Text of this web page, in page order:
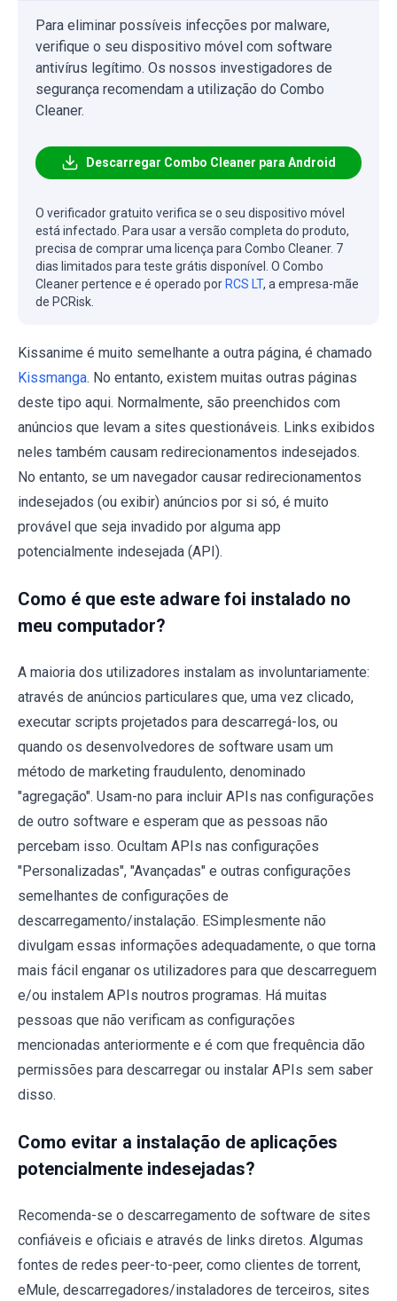
Para eliminar possíveis infecções por malware,
verifique o seu dispositivo móvel com software
antivírus legítimo. Os nossos investigadores de
segurança recomendam a utilização do Combo
Cleaner.
Descarregar Combo Cleaner para Android
O verificador gratuito verifica se o seu dispositivo móvel
está infectado. Para usar a versão completa do produto,
precisa de comprar uma licença para Combo Cleaner. 7
dias limitados para teste grátis disponível. O Combo
Cleaner pertence e é operado porRCS LT, a empresa-mãe
de PCRisk.
Kissanime é muito semelhante a outra página, é chamado
Kissmanga. No entanto, existem muitas outras páginas
deste tipo aqui. Normalmente, são preenchidos com
anúncios que levam a sites questionáveis. Links exibidos
neles também causam redirecionamentos indesejados.
No entanto, se um navegador causar redirecionamentos
indesejados (ou exibir) anúncios por si só, é muito
provável que seja invadido por alguma app
potencialmente indesejada (API).
Como é que este adware foi instalado no
meu computador?
A maioria dos utilizadores instalam as involuntariamente:
através de anúncios particulares que, uma vez clicado,
executar scripts projetados para descarregá-los, ou
quando os desenvolvedores de software usam um
método de marketing fraudulento, denominado
"agregação". Usam-no para incluir APIs nas configurações
de outro software e esperam que as pessoas não
percebam isso. Ocultam APIs nas configurações
"Personalizadas", "Avançadas" e outras configurações
semelhantes de configurações de
descarregamento/instalação. ESimplesmente não
divulgam essas informações adequadamente, o que torna
mais fácil enganar os utilizadores para que descarreguem
e/ou instalem APIs noutros programas. Há muitas
pessoas que não verificam as configurações
mencionadas anteriormente e é com que frequência dão
permissões para descarregar ou instalar APIs sem saber
disso.
Como evitar a instalação de aplicações
potencialmente indesejadas?
Recomenda-se o descarregamento de software de sites
confiáveis e oficiais e através de links diretos. Algumas
fontes de redes peer-to-peer, como clientes de torrent,
eMule, descarregadores/instaladores de terceiros, sites